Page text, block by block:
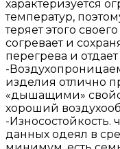
характеризуется
температур,
теряет этого
согревает и
перегрева и
-
изделия отлично
«дышащими»
хороший
-Износостойкость.
данных одеял в